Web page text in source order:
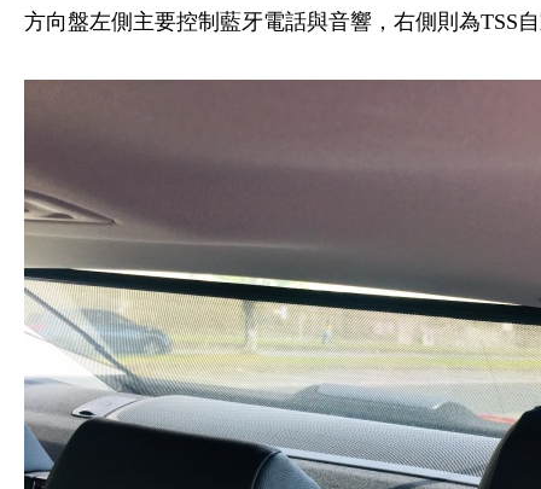
方向盤左側主要控制藍牙電話與音響，右側則為TSS